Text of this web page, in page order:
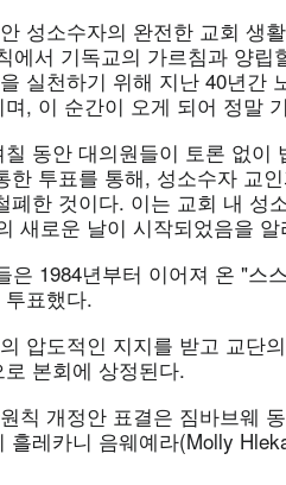
성소수자의 완전한 교회 생
에서 기독교의 가르침과 양
실천하기 위해 지난 40년간
, 이 순간이 오게 되어 정말
동안 대의원들이 토론 없이
한 투표를 통해, 성소수자 교
폐한 것이다. 이는 교회 내 성
새로운 날이 시작되었음을
은 1984년부터 이어져 온 "스
표했다.
압도적인 지지를 받고 교단
본회에 상정된다.
칙 개정안 표결은 짐바브웨
흘레카니 음웨예라(Molly